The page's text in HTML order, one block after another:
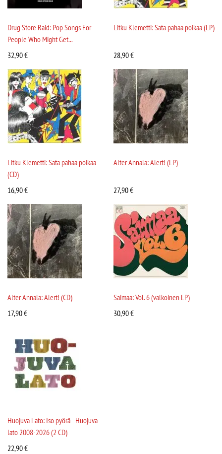
Drug Store Raid: Pop Songs For
People Who Might Get...
32,90€
Litku Klemetti: Sata pahaa poikaa (LP)
28,90€
Litku Klemetti: Sata pahaa poikaa
(CD)
16,90€
Alter Annala: Alert! (LP)
27,90€
Alter Annala: Alert! (CD)
17,90€
Saimaa: Vol. 6 (valkoinen LP)
30,90€
Huojuva Lato: Iso pyörä - Huojuva
lato 2008-2026 (2 CD)
22,90€